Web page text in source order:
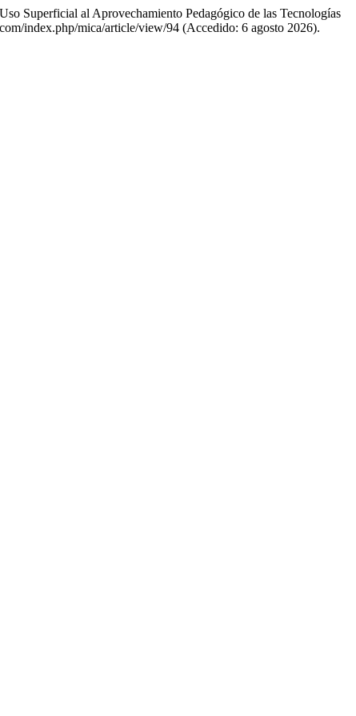
Superficial al Aprovechamiento Pedagógico de las Tecnologías
index.php/mica/article/view/94 (Accedido: 6 agosto 2026).